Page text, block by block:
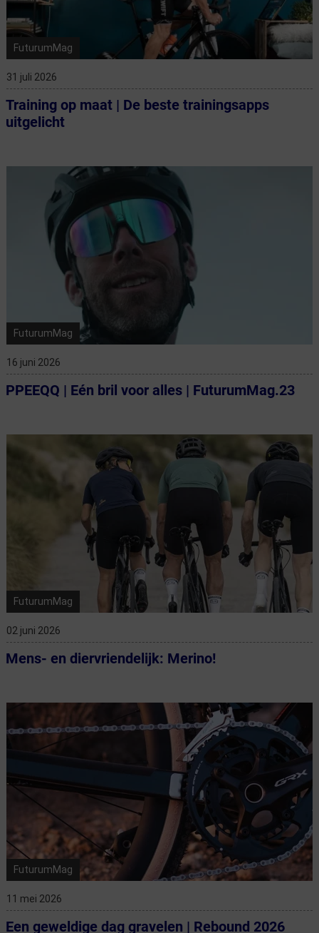
FuturumMag
31 juli 2026
Training op maat | De beste trainingsapps
uitgelicht
FuturumMag
16 juni 2026
PPEEQQ | Eén bril voor alles | FuturumMag.23
FuturumMag
02 juni 2026
Mens- en diervriendelijk: Merino!
FuturumMag
11 mei 2026
Een geweldige dag gravelen | Rebound 2026